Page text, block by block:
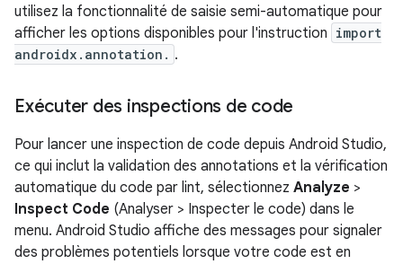
utilisez la fonctionnalité de saisie semi-automatique pour
afficher les options disponibles pour l'instruction import
androidx.annotation. .
Exécuter des inspections de code
Pour lancer une inspection de code depuis Android Studio,
ce qui inclut la validation des annotations et la vérification
automatique du code par lint, sélectionnez Analyze >
Inspect Code (Analyser > Inspecter le code) dans le
menu. Android Studio affiche des messages pour signaler
des problèmes potentiels lorsque votre code est en